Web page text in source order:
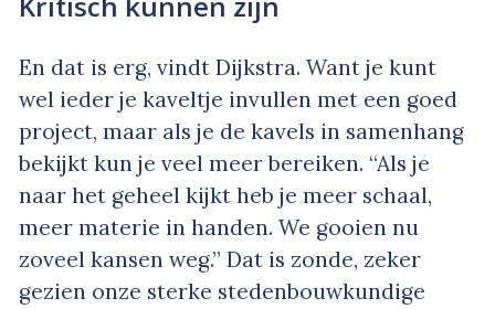
En dat is erg, vindt Dijkstra. Want je kunt
wel ieder je kaveltje invullen met een goed
project, maar als je de kavels in samenhang
bekijkt kun je veel meer bereiken. “Als je
naar het geheel kijkt heb je meer schaal,
meer materie in handen. We gooien nu
zoveel kansen weg.” Dat is zonde, zeker
gezien onze sterke stedenbouwkundige